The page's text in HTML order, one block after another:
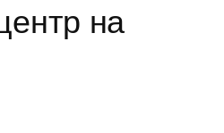
на